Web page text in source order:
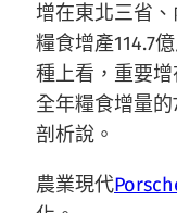
增在東北三省、
糧食增產114.7
種上看，重要
全年糧食增量
剖析說。
農業現代